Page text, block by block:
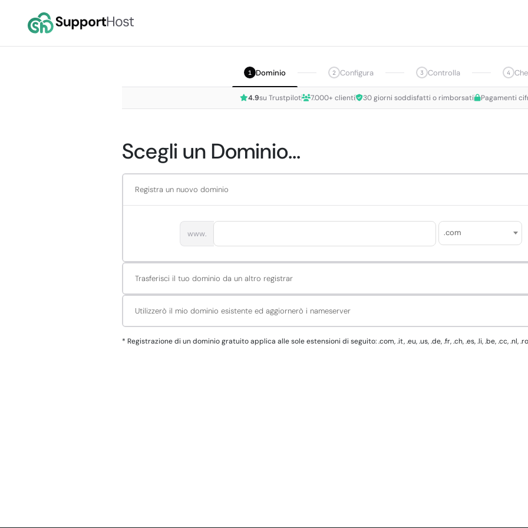
1 Dominio 2 Configura 3 Controlla 4
4.9su Trustpilot 7.000+ clienti 30 giorni soddisfatti o rimborsati Pagamenti
Scegli un Dominio...
Registra un nuovo dominio
www. .com
Trasferisci il tuo dominio da un altro registrar
Utilizzerò il mio dominio esistente ed aggiornerò i nameserver
* Registrazione di un dominio gratuito applica alle sole estensioni di seguito: .com, .it, .eu, .us, .de, .fr, .ch, .es, .li, .be, .cc, .nl, .ro